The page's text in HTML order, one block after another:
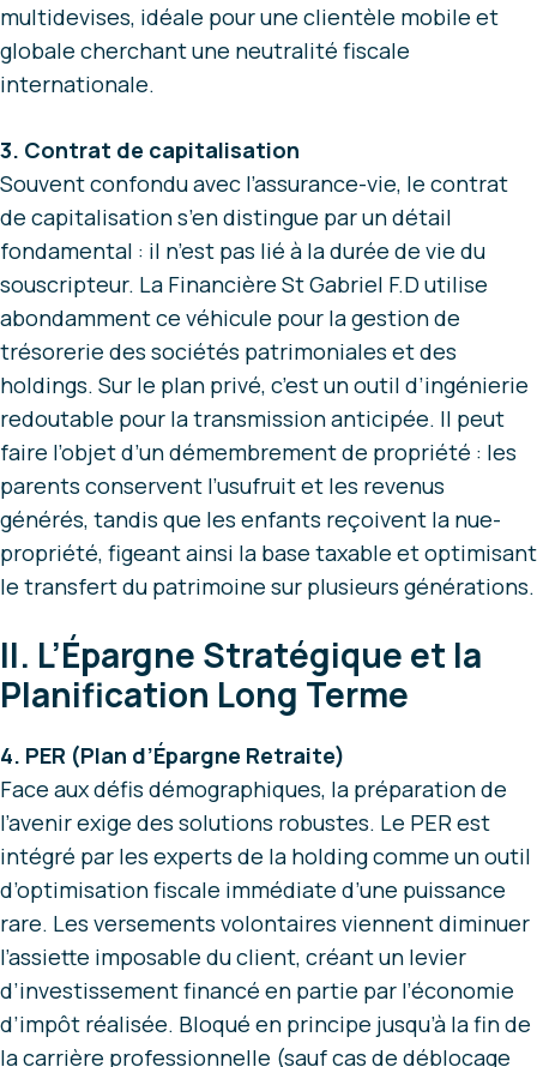
multidevises, idéale pour une clientèle mobile et
globale cherchant une neutralité fiscale
internationale.
3. Contrat de capitalisation
Souvent confondu avec l’assurance-vie, le contrat
de capitalisation s’en distingue par un détail
fondamental : il n’est pas lié à la durée de vie du
souscripteur. La Financière St Gabriel F.D utilise
abondamment ce véhicule pour la gestion de
trésorerie des sociétés patrimoniales et des
holdings. Sur le plan privé, c’est un outil d’ingénierie
redoutable pour la transmission anticipée. Il peut
faire l’objet d’un démembrement de propriété : les
parents conservent l’usufruit et les revenus
générés, tandis que les enfants reçoivent la nue-
propriété, figeant ainsi la base taxable et optimisant
le transfert du patrimoine sur plusieurs générations.
II. L’Épargne Stratégique et la
Planification Long Terme
4. PER (Plan d’Épargne Retraite)
Face aux défis démographiques, la préparation de
l’avenir exige des solutions robustes. Le PER est
intégré par les experts de la holding comme un outil
d’optimisation fiscale immédiate d’une puissance
rare. Les versements volontaires viennent diminuer
l’assiette imposable du client, créant un levier
d’investissement financé en partie par l’économie
d’impôt réalisée. Bloqué en principe jusqu’à la fin de
la carrière professionnelle (sauf cas de déblocage